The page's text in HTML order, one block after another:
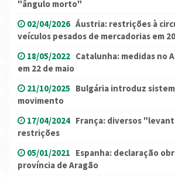
"ângulo morto"
02/04/2026 Áustria: restrições à
veículos pesados ​​de mercadorias em
18/05/2022 Catalunha: medidas no
em 22 de maio
21/10/2025 Bulgária introduz
movimento
17/04/2024 França: diversos
restrições
05/01/2021 Espanha: declaração
província de Aragão